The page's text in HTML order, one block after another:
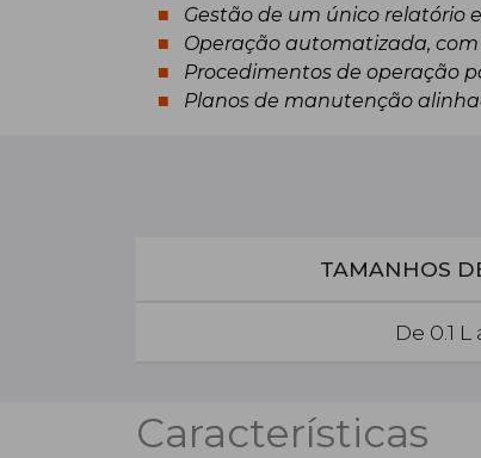
Gestão de um único relatório
Operação automatizada,
Procedimentos de operação
Planos de manutenção
TAMANHOS
De 0.1 L
Características